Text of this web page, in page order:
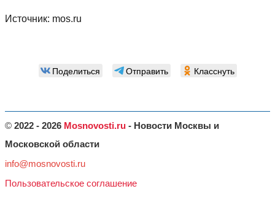
Источник: mos.ru
Поделиться Отправить Класснуть
© 2022 - 2026 Mosnovosti.ru - Новости Москвы и
Московской области
info@mosnovosti.ru
Пользовательское соглашение